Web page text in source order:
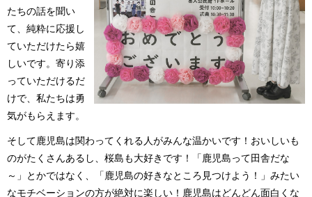
たちの話を聞い
て、純粋に応援し
ていただけたら嬉
しいです。寄り添
っていただけるだ
けで、私たちは勇
気がもらえます。
そして鹿児島は関わってくれる人がみんな温かいです！おいしいも
のがたくさんあるし、桜島も大好きです！「鹿児島って田舎だな
～」とかではなく、「鹿児島の好きなところ見つけよう！」みたい
なモチベーションの方が絶対に楽しい！鹿児島はどんどん面白くな